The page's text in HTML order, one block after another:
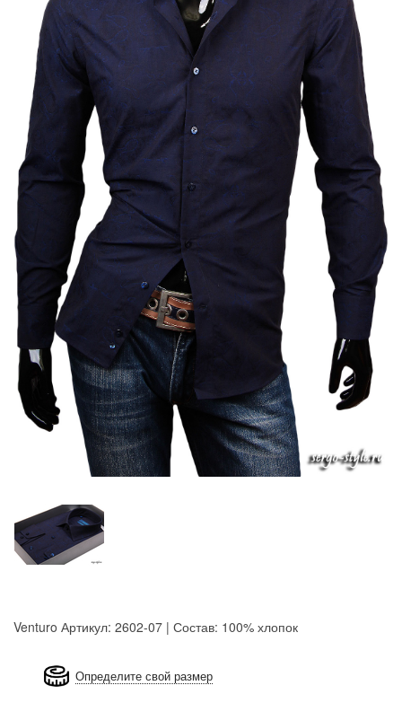
Venturo Артикул: 2602-07 | Состав: 100% хлопок
Определите свой размер